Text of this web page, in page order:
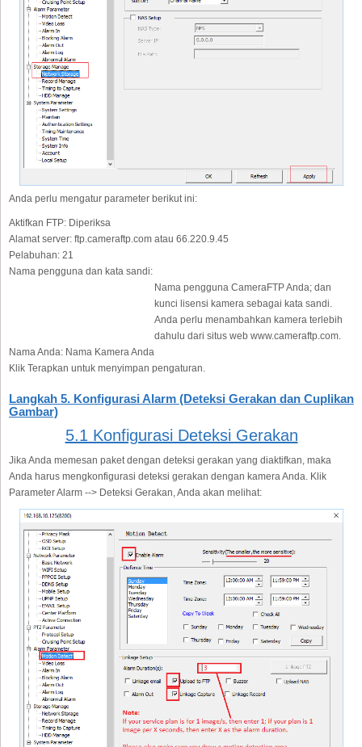
Anda perlu mengatur parameter berikut ini:
Aktifkan FTP: Diperiksa
Alamat server: ftp.cameraftp.com atau 66.220.9.45
Pelabuhan: 21
Nama pengguna dan kata sandi:
Nama pengguna CameraFTP Anda; dan
kunci lisensi kamera sebagai kata sandi.
Anda perlu menambahkan kamera terlebih
dahulu dari situs web www.cameraftp.com.
Nama Anda: Nama Kamera Anda
Klik Terapkan untuk menyimpan pengaturan.
Langkah 5. Konfigurasi Alarm (Deteksi Gerakan dan Cuplikan
Gambar)
5.1 Konfigurasi Deteksi Gerakan
Jika Anda memesan paket dengan deteksi gerakan yang diaktifkan, maka
Anda harus mengkonfigurasi deteksi gerakan dengan kamera Anda. Klik
Parameter Alarm --> Deteksi Gerakan, Anda akan melihat: